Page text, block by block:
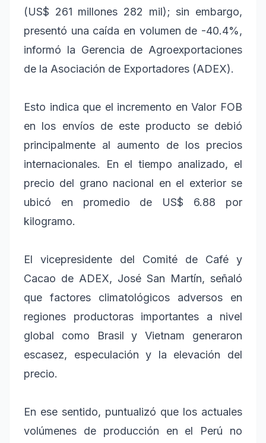
(US$ 261 millones 282 mil); sin embargo,
presentó una caída en volumen de -40.4%,
informó la Gerencia de Agroexportaciones
de la Asociación de Exportadores (ADEX).
Esto indica que el incremento en Valor FOB
en los envíos de este producto se debió
principalmente al aumento de los precios
internacionales. En el tiempo analizado, el
precio del grano nacional en el exterior se
ubicó en promedio de US$ 6.88 por
kilogramo.
El vicepresidente del Comité de Café y
Cacao de ADEX, José San Martín, señaló
que factores climatológicos adversos en
regiones productoras importantes a nivel
global como Brasil y Vietnam generaron
escasez, especulación y la elevación del
precio.
En ese sentido, puntualizó que los actuales
volúmenes de producción en el Perú no